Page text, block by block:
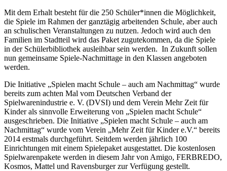
Mit dem Erhalt besteht für die 250 Schüler*innen die Möglichkeit,
die Spiele im Rahmen der ganztägig arbeitenden Schule, aber auch
an schulischen Veranstaltungen zu nutzen. Jedoch wird auch den
Familien im Stadtteil wird das Paket zugutekommen, da die Spiele
in der Schülerbibliothek ausleihbar sein werden. In Zukunft sollen
nun gemeinsame Spiele-Nachmittage in den Klassen angeboten
werden.
Die Initiative „Spielen macht Schule – auch am Nachmittag“ wurde
bereits zum achten Mal vom Deutschen Verband der
Spielwarenindustrie e. V. (DVSI) und dem Verein Mehr Zeit für
Kinder als sinnvolle Erweiterung von „Spielen macht Schule“
ausgeschrieben. Die Initiative „Spielen macht Schule – auch am
Nachmittag“ wurde vom Verein „Mehr Zeit für Kinder e.V.“ bereits
2014 erstmals durchgeführt. Seitdem werden jährlich 100
Einrichtungen mit einem Spielepaket ausgestattet. Die kostenlosen
Spielwarenpakete werden in diesem Jahr von Amigo, FERBREDO,
Kosmos, Mattel und Ravensburger zur Verfügung gestellt.